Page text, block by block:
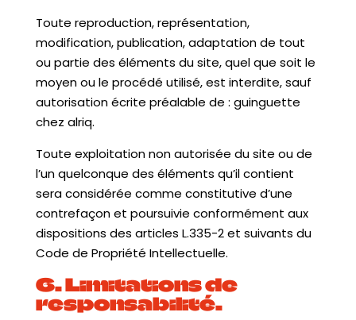
Toute reproduction, représentation,
modification, publication, adaptation de tout
ou partie des éléments du site, quel que soit le
moyen ou le procédé utilisé, est interdite, sauf
autorisation écrite préalable de : guinguette
chez alriq.
Toute exploitation non autorisée du site ou de
l’un quelconque des éléments qu’il contient
sera considérée comme constitutive d’une
contrefaçon et poursuivie conformément aux
dispositions des articles L.335-2 et suivants du
Code de Propriété Intellectuelle.
6. Limitations de
responsabilité.